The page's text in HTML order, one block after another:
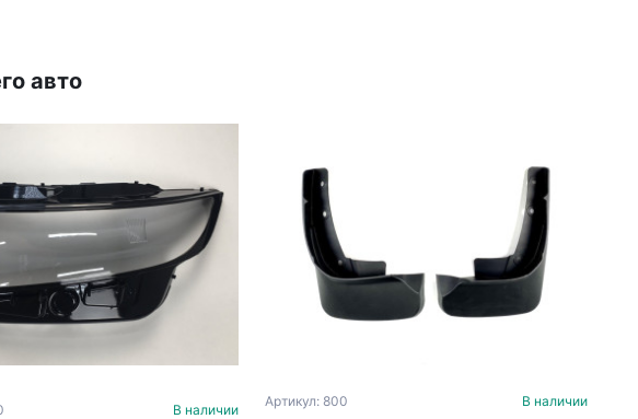
авто
В наличии Артикул: 800 В наличии